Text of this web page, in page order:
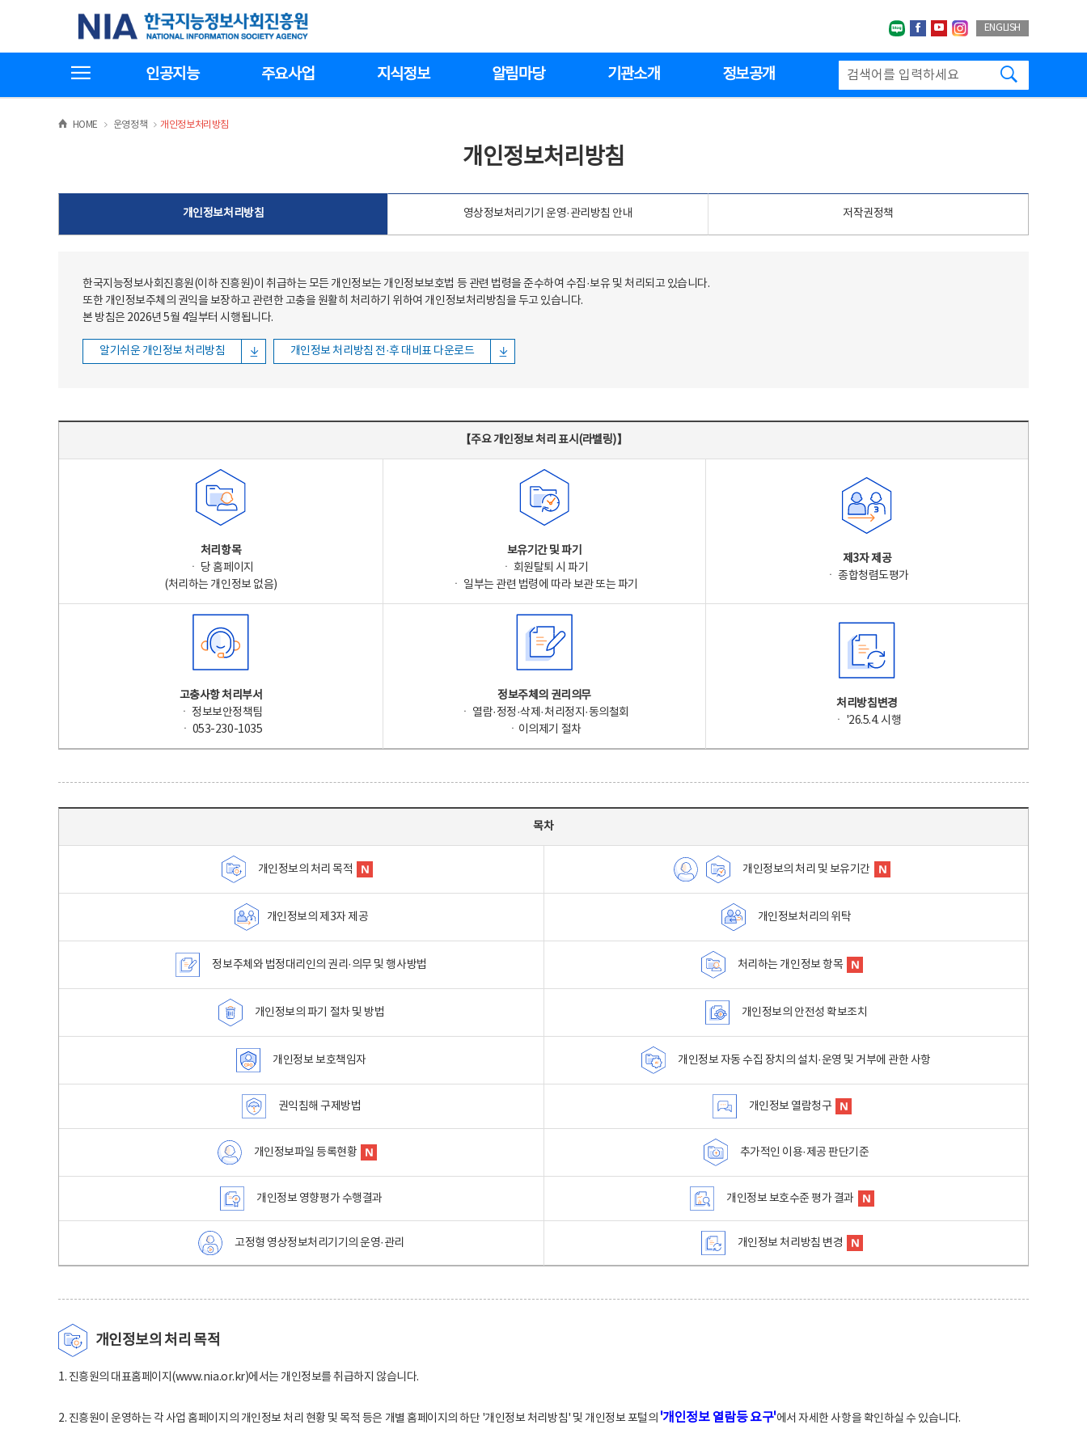
한국지능정보사회진흥원
네이버블로그
페이스북
유투브인스타그랩
ENGLISH
인공지능 주요사업 지식정보 알림마당 기관소개 정보공개
HOME >운영정책 >
개인정보처리방침
개인정보처리방침
개인정보처리방침 영상정보처리기기 운영·관리방침 안내 저작권정책
한국지능정보사회진흥원(이하 진흥원)이 취급하는 모든 개인정보는 개인정보보호법 등 관련 법령을 준수하여 수집·보유 및 처리되고 있습니다.
또한 개인정보주체의 권익을 보장하고 관련한 고충을 원활히 처리하기 위하여 개인정보처리방침을 두고 있습니다.
본 방침은 2026년 5월 4일부터 시행됩니다.
알기쉬운 개인정보 처리방침 개인정보 처리방침 전·후 대비표 다운로드
【주요 개인정보 처리 표시(라벨링)】
처리항목
ㆍ 당 홈페이지
(처리하는 개인정보 없음)
보유기간 및 파기
ㆍ 회원탈퇴 시 파기
ㆍ 일부는 관련 법령에 따라 보관 또는 파기
제3자 제공
ㆍ 종합청렴도평가
고충사항 처리부서
ㆍ 정보보안정책팀
ㆍ 053-230-1035
정보주체의 권리의무
ㆍ 열람·정정·삭제·처리정지·동의철회
ㆍ이의제기 절차
처리방침변경
ㆍ '26.5.4. 시행
목차
개인정보의 처리 목적 개인정보의 처리 및 보유기간
개인정보의 제3자 제공 개인정보처리의 위탁
정보주체와 법정대리인의 권리·의무 및 행사방법 처리하는 개인정보 항목
개인정보의 파기 절차 및 방법 개인정보의 안전성 확보조치
개인정보 보호책임자 개인정보 자동 수집 장치의 설치·운영 및 거부에 관한 사항
권익침해 구제방법 개인정보 열람청구
개인정보파일 등록현황 추가적인 이용·제공 판단기준
개인정보 영향평가 수행결과 개인정보 보호수준 평가 결과
고정형 영상정보처리기기의 운영·관리 개인정보 처리방침 변경
개인정보의 처리 목적
1. 진흥원의 대표홈페이지(www.nia.or.kr)에서는 개인정보를 취급하지 않습니다.
2. 진흥원이 운영하는 각 사업 홈페이지의 개인정보 처리 현황 및 목적 등은 개별 홈페이지의 하단 '개인정보 처리방침' 및 개인정보 포털의 '개인정보 열람등 요구'에서 자세한 사항을 확인하실 수 있습니다.